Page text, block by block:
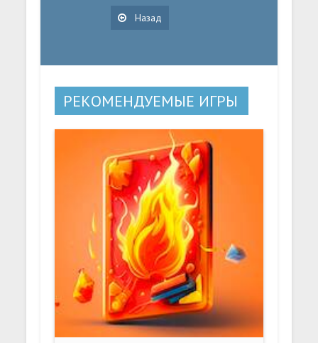
Назад
РЕКОМЕНДУЕМЫЕ ИГРЫ